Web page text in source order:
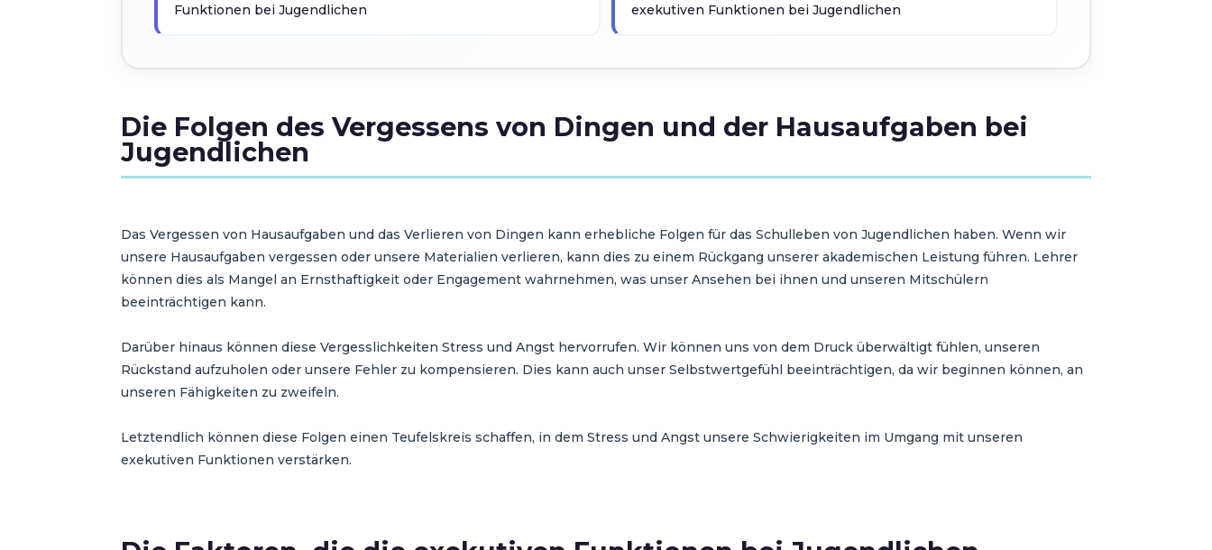
Funktionen bei Jugendlichen
exekutiven Funktionen bei Jugendlichen
Die Folgen des Vergessens von Dingen und der Hausaufgaben bei
Jugendlichen
Das Vergessen von Hausaufgaben und das Verlieren von Dingen kann erhebliche Folgen für das Schulleben von Jugendlichen haben. Wenn wir
unsere Hausaufgaben vergessen oder unsere Materialien verlieren, kann dies zu einem Rückgang unserer akademischen Leistung führen. Lehrer
können dies als Mangel an Ernsthaftigkeit oder Engagement wahrnehmen, was unser Ansehen bei ihnen und unseren Mitschülern
beeinträchtigen kann.
Darüber hinaus können diese Vergesslichkeiten Stress und Angst hervorrufen. Wir können uns von dem Druck überwältigt fühlen, unseren
Rückstand aufzuholen oder unsere Fehler zu kompensieren. Dies kann auch unser Selbstwertgefühl beeinträchtigen, da wir beginnen können, an
unseren Fähigkeiten zu zweifeln.
Letztendlich können diese Folgen einen Teufelskreis schaffen, in dem Stress und Angst unsere Schwierigkeiten im Umgang mit unseren
exekutiven Funktionen verstärken.